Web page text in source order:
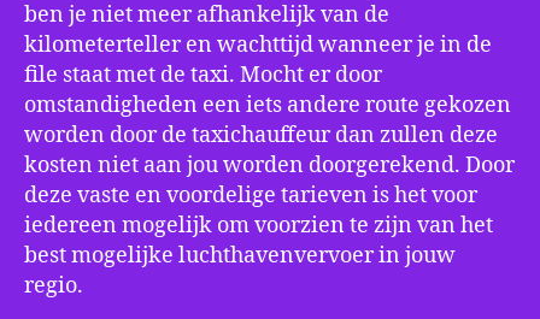
ben je niet meer afhankelijk van de
kilometerteller en wachttijd wanneer je in de
file staat met de taxi. Mocht er door
omstandigheden een iets andere route gekozen
worden door de taxichauffeur dan zullen deze
kosten niet aan jou worden doorgerekend. Door
deze vaste en voordelige tarieven is het voor
iedereen mogelijk om voorzien te zijn van het
best mogelijke luchthavenvervoer in jouw
regio.